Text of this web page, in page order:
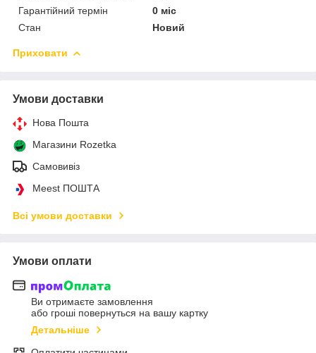
Гарантійний термін
0 міс
Стан
Новий
Приховати
Умови доставки
Нова Пошта
Магазини Rozetka
Самовивіз
Meest ПОШТА
Всі умови доставки
Умови оплати
Ви отримаєте замовлення
або гроші повернуться на вашу картку
Детальніше